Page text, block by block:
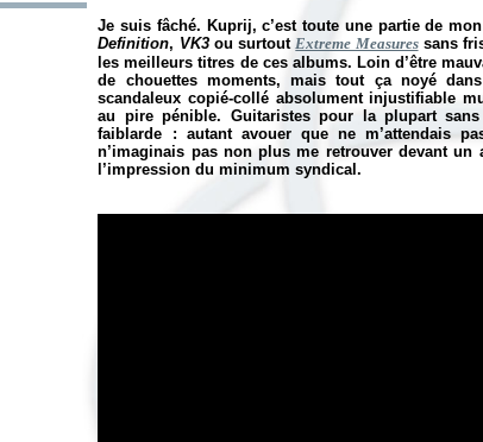
Je suis fâché. Kuprij, c’est toute une partie de
Definition, VK3 ou surtoutExtreme Measuressans
les meilleurs titres de ces albums. Loin d’être
de chouettes moments, mais tout ça noyé
scandaleux copié-collé absolument injustifiable
au pire pénible. Guitaristes pour la plupart
faiblarde : autant avouer que ne m’attendais
n’imaginais pas non plus me retrouver devant
l’impression du minimum syndical.